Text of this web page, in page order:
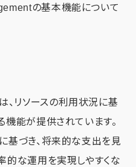
の基本機能について
リソースの利用状況に基
機能が提供されています。
基づき、将来的な支出を見
的な運用を実現しやすくな